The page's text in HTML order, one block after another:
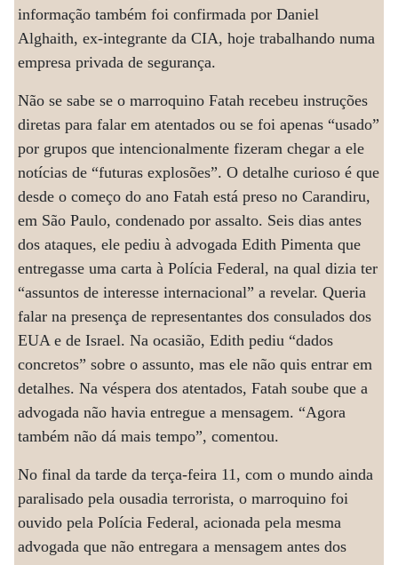
informação também foi confirmada por Daniel
Alghaith, ex-integrante da CIA, hoje trabalhando numa
empresa privada de segurança.
Não se sabe se o marroquino Fatah recebeu instruções
diretas para falar em atentados ou se foi apenas “usado”
por grupos que intencionalmente fizeram chegar a ele
notícias de “futuras explosões”. O detalhe curioso é que
desde o começo do ano Fatah está preso no Carandiru,
em São Paulo, condenado por assalto. Seis dias antes
dos ataques, ele pediu à advogada Edith Pimenta que
entregasse uma carta à Polícia Federal, na qual dizia ter
“assuntos de interesse internacional” a revelar. Queria
falar na presença de representantes dos consulados dos
EUA e de Israel. Na ocasião, Edith pediu “dados
concretos” sobre o assunto, mas ele não quis entrar em
detalhes. Na véspera dos atentados, Fatah soube que a
advogada não havia entregue a mensagem. “Agora
também não dá mais tempo”, comentou.
No final da tarde da terça-feira 11, com o mundo ainda
paralisado pela ousadia terrorista, o marroquino foi
ouvido pela Polícia Federal, acionada pela mesma
advogada que não entregara a mensagem antes dos